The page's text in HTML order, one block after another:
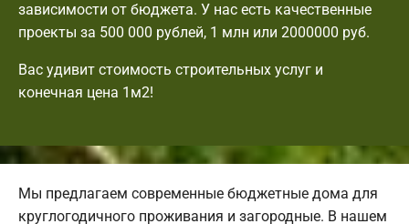
зависимости от бюджета. У нас есть качественные
проекты за 500 000 рублей, 1 млн или 2000000 руб.
Вас удивит стоимость строительных услуг и
конечная цена 1м2!
Мы предлагаем современные бюджетные дома для
круглогодичного проживания и загородные. В нашем